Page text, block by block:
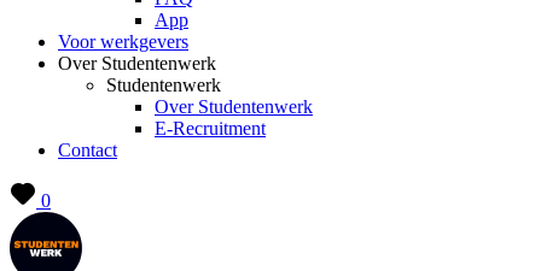
App
Voor werkgevers
Over Studentenwerk
Studentenwerk
Over Studentenwerk
E-Recruitment
Contact
0